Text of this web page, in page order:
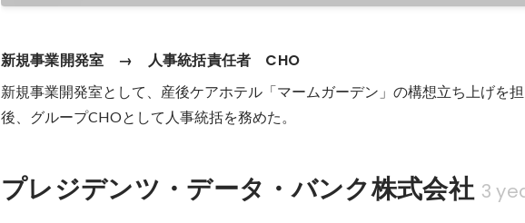
新規事業開発室　→　人事統括責任者　CHO
新規事業開発室として、産後ケアホテル「マームガーデン」の構想立ち上げを
後、グループCHOとして人事統括を務めた。
プレジデンツ・データ・バンク株式会社 3